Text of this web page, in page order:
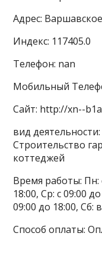
Адрес:
Индекс: 117405.0
Телефон: nan
Мобильный
Сайт: http://xn--
вид
Строительство
коттеджей
Время работы: Пн:
18:00, Ср: с 09:00
09:00 до 18:00,
Способ оплаты: